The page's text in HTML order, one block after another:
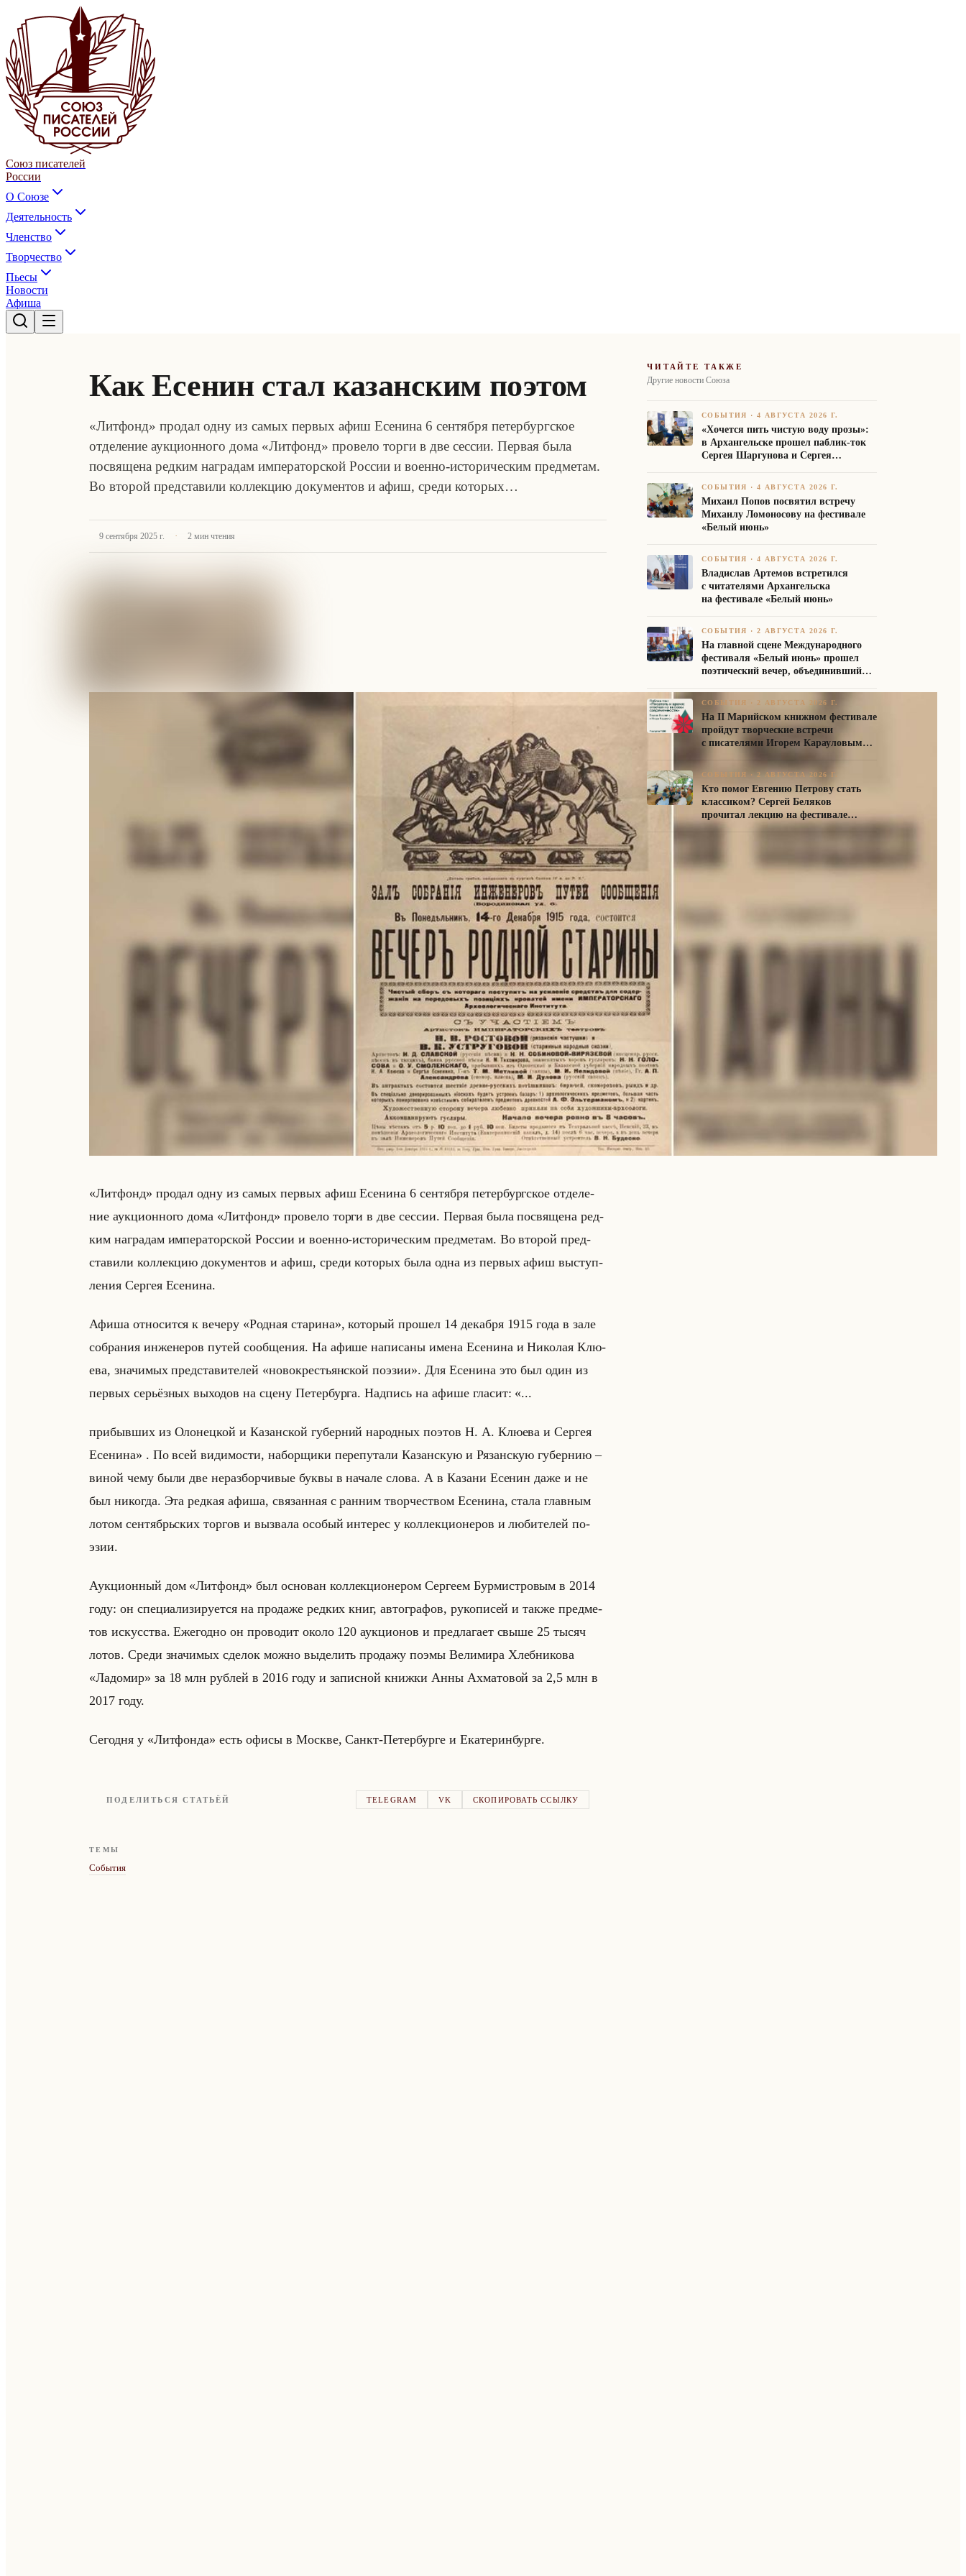
Союз писателей
России
О Союзе
Деятельность
Членство
Творчество
Пьесы
Новости
Афиша
Как Есенин стал казанским поэтом
«Литфонд» продал одну из самых первых афиш Есенина 6 сентября петербургское
отделение аукционного дома «Литфонд» провело торги в две сессии. Первая была
посвящена редким наградам императорской России и военно-историческим предметам.
Во второй представили коллекцию документов и афиш, среди которых…
9 сентября 2025 г. · 2 мин чтения
«Литфонд» про­дал одну из самых пер­вых афиш Есе­ни­на 6 сен­тяб­ря пе­тер­бург­ское от­де­ле­
ние аук­ци­он­но­го дома «Литфонд» про­ве­ло торги в две сес­сии. Пер­вая была по­свя­ще­на ред­
ким на­гра­дам им­пе­ра­тор­ской Рос­сии и во­ен­но-ис­то­ри­че­ским пред­ме­там. Во вто­рой пред­
ста­ви­ли кол­лек­цию до­ку­мен­тов и афиш, среди ко­то­рых была одна из пер­вых афиш вы­ступ­
ле­ния Сер­гея Есе­ни­на.
Афиша от­но­сит­ся к ве­че­ру «Родная старина», ко­то­рый про­шел 14 де­каб­ря 1915 года в зале
со­бра­ния ин­же­не­ров путей со­об­ще­ния. На афише на­пи­са­ны имена Есе­ни­на и Ни­ко­лая Клю­
ева, зна­чи­мых пред­ста­ви­те­лей «новокрестьянской поэзии». Для Есе­ни­на это был один из
пер­вых се­рьёз­ных вы­хо­дов на сцену Пе­тер­бур­га. Над­пись на афише гла­сит: «...
прибывших из Олонецкой и Казанской губерний народных поэтов Н. А. Клюева и Сергея
Есенина» . По всей ви­ди­мо­сти, на­бор­щи­ки пе­ре­пу­та­ли Ка­зан­скую и Ря­зан­скую гу­бер­нию –
виной чему были две нераз­бор­чи­вые буквы в на­ча­ле слова. А в Ка­за­ни Есе­нин даже и не
был ни­ко­гда. Эта ред­кая афиша, свя­зан­ная с ран­ним твор­че­ством Есе­ни­на, стала глав­ным
лотом сен­тябрьских тор­гов и вы­зва­ла осо­бый ин­те­рес у кол­лек­ци­оне­ров и лю­би­те­лей по­
эзии.
Аук­ци­он­ный дом «Литфонд» был ос­но­ван кол­лек­ци­оне­ром Сер­ге­ем Бур­ми­ст­ро­вым в 2014
году: он спе­ци­али­зи­ру­ет­ся на про­да­же ред­ких книг, ав­то­гра­фов, ру­ко­пи­сей и также пред­ме­
тов ис­кус­ства. Еже­год­но он про­во­дит около 120 аук­ци­онов и пред­ла­га­ет свыше 25 тысяч
лотов. Среди зна­чи­мых сде­лок можно вы­де­лить про­да­жу поэмы Ве­ли­ми­ра Хлеб­ни­ко­ва
«Ладомир» за 18 млн руб­лей в 2016 году и за­пис­ной книж­ки Анны Ах­ма­то­вой за 2,5 млн в
2017 году.
Се­год­ня у «Литфонда» есть офисы в Москве, Санкт-Пе­тер­бур­ге и Ека­те­рин­бур­ге.
ПОДЕЛИТЬСЯ СТАТЬЁЙ TELEGRAM VK СКОПИРОВАТЬ ССЫЛКУ
ТЕМЫ
События
ЧИТАЙТЕ ТАКЖЕ
Другие новости Союза
СОБЫТИЯ ·4 АВГУСТА 2026 Г.
«Хочется пить чистую воду прозы»:
в Архангельске прошел паблик-ток
Сергея Шаргунова и Сергея
СОБЫТИЯ ·4 АВГУСТА 2026 Г.
Михаил Попов посвятил встречу
Михаилу Ломоносову на фестивале
«Белый июнь»
СОБЫТИЯ ·4 АВГУСТА 2026 Г.
Владислав Артемов встретился
с читателями Архангельска
на фестивале «Белый июнь»
СОБЫТИЯ ·2 АВГУСТА 2026 Г.
На главной сцене Международного
фестиваля «Белый июнь» прошел
поэтический вечер, объединивший
СОБЫТИЯ · 2 АВГУСТА 2026 Г.
На II Марийском книжном фестивале
пройдут творческие встречи
с писателями Игорем Карауловым
СОБЫТИЯ · 2 АВГУСТА 2026 Г.
Кто помог Евгению Петрову стать
классиком? Сергей Беляков
прочитал лекцию на фестивале
«Белый июнь»